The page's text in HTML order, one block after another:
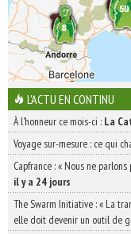
L'ACTU EN CONTINU
À l'honneur ce mois-ci : La
Voyage sur-mesure : ce qui
Capfrance : « Nous ne
il y a 24 jours
The Swarm Initiative : « La
elle doit devenir un outil de